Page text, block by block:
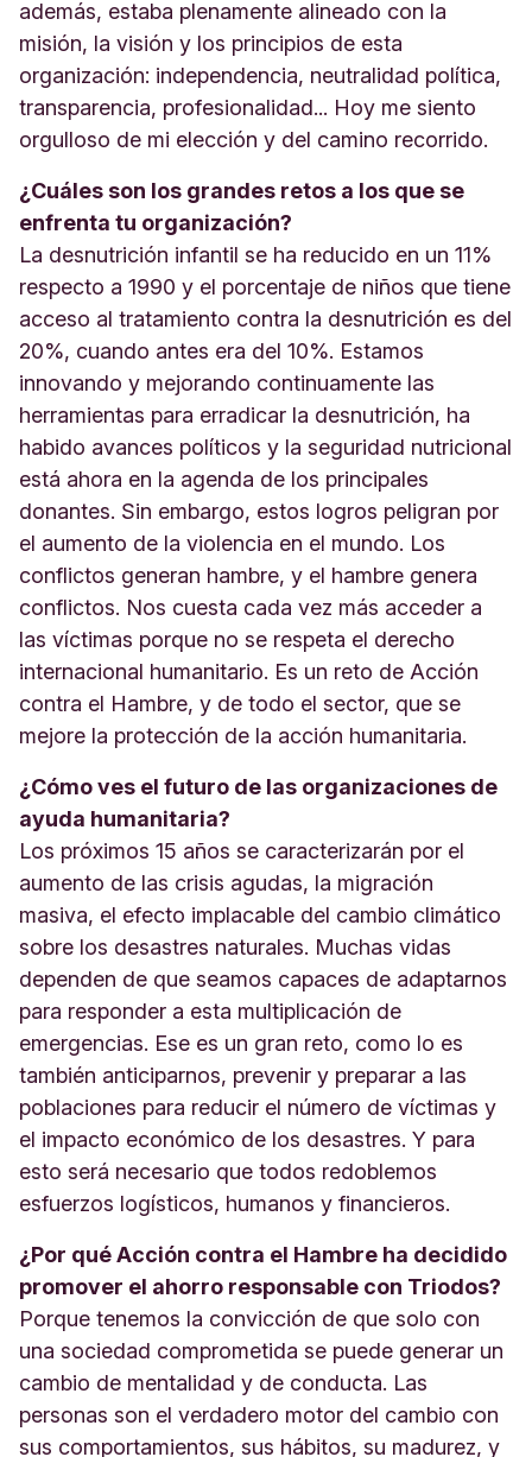
además, estaba plenamente alineado con la
misión, la visión y los principios de esta
organización: independencia, neutralidad política,
transparencia, profesionalidad... Hoy me siento
orgulloso de mi elección y del camino recorrido.
¿Cuáles son los grandes retos a los que se
enfrenta tu organización?
La desnutrición infantil se ha reducido en un 11%
respecto a 1990 y el porcentaje de niños que tiene
acceso al tratamiento contra la desnutrición es del
20%, cuando antes era del 10%. Estamos
innovando y mejorando continuamente las
herramientas para erradicar la desnutrición, ha
habido avances políticos y la seguridad nutricional
está ahora en la agenda de los principales
donantes. Sin embargo, estos logros peligran por
el aumento de la violencia en el mundo. Los
conflictos generan hambre, y el hambre genera
conflictos. Nos cuesta cada vez más acceder a
las víctimas porque no se respeta el derecho
internacional humanitario. Es un reto de Acción
contra el Hambre, y de todo el sector, que se
mejore la protección de la acción humanitaria.
¿Cómo ves el futuro de las organizaciones de
ayuda humanitaria?
Los próximos 15 años se caracterizarán por el
aumento de las crisis agudas, la migración
masiva, el efecto implacable del cambio climático
sobre los desastres naturales. Muchas vidas
dependen de que seamos capaces de adaptarnos
para responder a esta multiplicación de
emergencias. Ese es un gran reto, como lo es
también anticiparnos, prevenir y preparar a las
poblaciones para reducir el número de víctimas y
el impacto económico de los desastres. Y para
esto será necesario que todos redoblemos
esfuerzos logísticos, humanos y financieros.
¿Por qué Acción contra el Hambre ha decidido
promover el ahorro responsable con Triodos?
Porque tenemos la convicción de que solo con
una sociedad comprometida se puede generar un
cambio de mentalidad y de conducta. Las
personas son el verdadero motor del cambio con
sus comportamientos, sus hábitos, su madurez, y